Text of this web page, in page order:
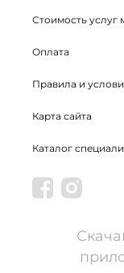
Стоимость услуг
Оплата
Правила и
Карта сайта
Каталог